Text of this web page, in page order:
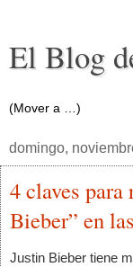
El Blog
domingo,
4 claves
Bieber” en
Justin Bieber tiene